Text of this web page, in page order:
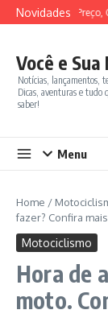
Ir para o conteúdo
Novidades
Completo, Preço,
Você e
Notícias, lançamentos,
Dicas, aventuras e tudo
saber!
Menu
Home /
fazer? Confira
Motociclismo
Hora de
moto.